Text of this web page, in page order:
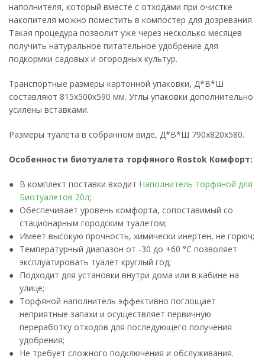
наполнителя, который вместе с отходами при очистке
накопителя можно поместить в компостер для дозревания.
Такая процедура позволит уже через несколько месяцев
получить натуральное питательное удобрение для
подкормки садовых и огородных культур.
Транспортные размеры картонной упаковки, Д*В*Ш
составляют 815х500х590 мм. Углы упаковки дополнительно
усилены вставками.
Размеры туалета в собранном виде, Д*В*Ш 790х820х580.
Особенности биотуалета торфяного Rostok Комфорт:
В комплект поставки входит Наполнитель торфяной для
Биотуалетов 20л;
Обеспечивает уровень комфорта, сопоставимый со
стационарным городским туалетом;
Имеет высокую прочность, химически инертен, не горюч;
Температурный диапазон от -30 до +60 °C позволяет
эксплуатировать туалет круглый год;
Подходит для установки внутри дома или в кабине на
улице;
Торфяной наполнитель эффективно поглощает
неприятные запахи и осуществляет первичную
переработку отходов для последующего получения
удобрения;
Не требует сложного подключения и обслуживания.